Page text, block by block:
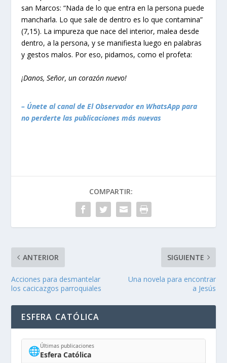
san Marcos: “Nada de lo que entra en la persona puede
mancharla. Lo que sale de dentro es lo que contamina”
(7,15). La impureza que nace del interior, malea desde
dentro, a la persona, y se manifiesta luego en palabras
y gestos malos. Por eso, pidamos, como el profeta:
¡Danos, Señor, un corazón nuevo!
– Únete al canal de El Observador en WhatsApp para
no perderte las publicaciones más nuevas
COMPARTIR:
ANTERIOR
Acciones para desmantelar
los cacicazgos parroquiales
SIGUIENTE
Una novela para encontrar
a Jesús
ESFERA CATÓLICA
🌐Últimas publicaciones
Esfera Católica